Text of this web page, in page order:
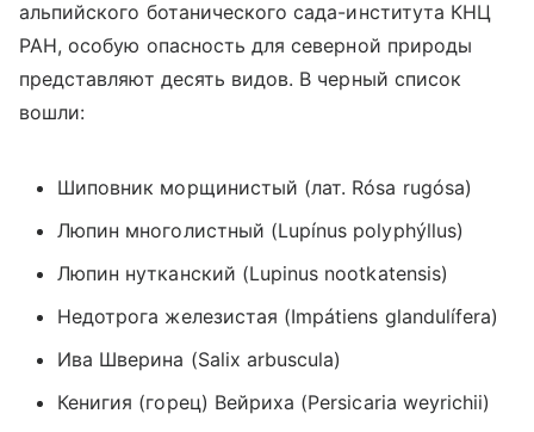
альпийского ботанического сада-института КНЦ
РАН, особую опасность для северной природы
представляют десять видов. В черный список
вошли:
Шиповник морщинистый (лат. Rósa rugósa)
Люпин многолистный (Lupínus polyphýllus)
Люпин нутканский (Lupinus nootkatensis)
Недотрога железистая (Impátiens glandulífera)
Ива Шверина (Salix arbuscula)
Кенигия (горец) Вейриха (Persicaria weyrichii)